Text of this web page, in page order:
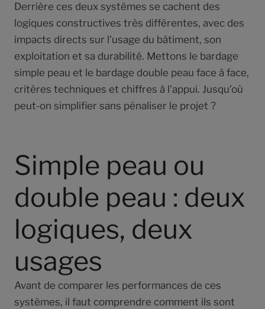
Derrière ces deux systèmes se cachent des
logiques constructives très différentes, avec des
impacts directs sur l’usage du bâtiment, son
exploitation et sa durabilité. Mettons le bardage
simple peau et le bardage double peau face à face,
critères techniques et chiffres à l’appui. Jusqu’où
peut-on simplifier sans pénaliser le projet ?
Simple peau ou
double peau : deux
logiques, deux
usages
Avant de comparer les performances de ces
systèmes, il faut comprendre comment ils sont